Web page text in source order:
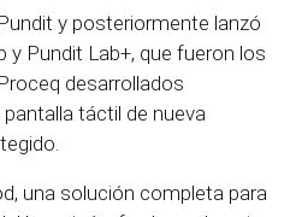
y posteriormente lanzó
y Pundit Lab+, que fueron los
desarrollados
táctil de nueva
una solución completa para